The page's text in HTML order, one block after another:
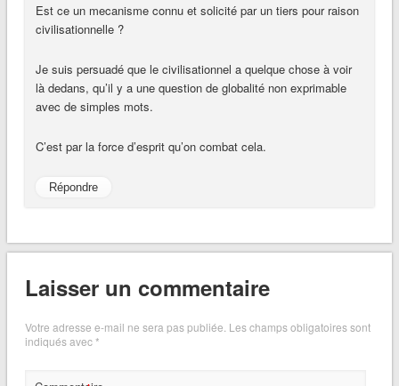
Est ce un mecanisme connu et solicité par un tiers pour raison
civilisationnelle ?
Je suis persuadé que le civilisationnel a quelque chose à voir
là dedans, qu’il y a une question de globalité non exprimable
avec de simples mots.
C’est par la force d’esprit qu’on combat cela.
Répondre
Laisser un commentaire
Votre adresse e-mail ne sera pas publiée. Les champs obligatoires sont
indiqués avec*